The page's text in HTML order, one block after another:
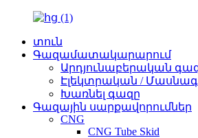
տուն
Գազամատակարարում
Արդյունաբերական
Էլեկտրական /
Խառնել գազը
Գազային սարքավորումներ
CNG
CNG Tube Skid